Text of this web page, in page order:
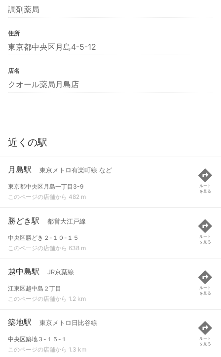
調剤薬局
住所
東京都中央区月島4-5-12
店名
クオール薬局月島店
近くの駅
月島駅 東京メトロ有楽町線 など
東京都中央区月島一丁目3-9
このページの店舗から 482 m
ルート
を見る
勝どき駅 都営大江戸線
中央区勝どき２-１０-１５
このページの店舗から 638 m
ルート
を見る
越中島駅 JR京葉線
江東区越中島２丁目
このページの店舗から 1.2 km
ルート
を見る
築地駅 東京メトロ日比谷線
中央区築地３-１５-１
このページの店舗から 1.3 km
ルート
を見る